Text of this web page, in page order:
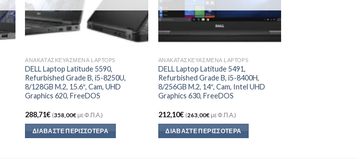
ΑΝΑΚΑΤΑΣΚΕΥΑΣΜΈΝΑ LAPTOPS
DELL Laptop Latitude 5590,
Refurbished Grade B, i5-8250U,
8/128GB M.2, 15.6″, Cam, UHD
Graphics 620, FreeDOS
288,71€ (358,00€με Φ.Π.Α.)
ΔΙΑΒΆΣΤΕ ΠΕΡΙΣΣΌΤΕΡΑ
ΑΝΑΚΑΤΑΣΚΕΥΑΣΜΈΝΑ LAPTOPS
DELL Laptop Latitude 5491,
Refurbished Grade B, i5-8400H,
8/256GB M.2, 14″, Cam, Intel UHD
Graphics 630, FreeDOS
212,10€ (263,00€με Φ.Π.Α.)
ΔΙΑΒΆΣΤΕ ΠΕΡΙΣΣΌΤΕΡΑ